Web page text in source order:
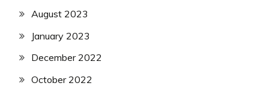
August 2023
January 2023
December 2022
October 2022